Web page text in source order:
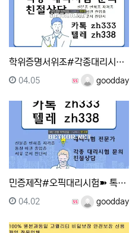
학위증명서위조#각종대리시험전문#생활기록부제작➽톡상담zh…
등록자 goodday
등록일
04.05
민증제작#오픽대리시험➽ 톡상담zh333-텔레zh338 …
등록자goodday
등록일
04.02